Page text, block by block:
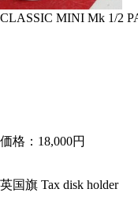
CLASSIC MINI Mk 1/2
価格：18,000円
英国旗 Tax disk holder